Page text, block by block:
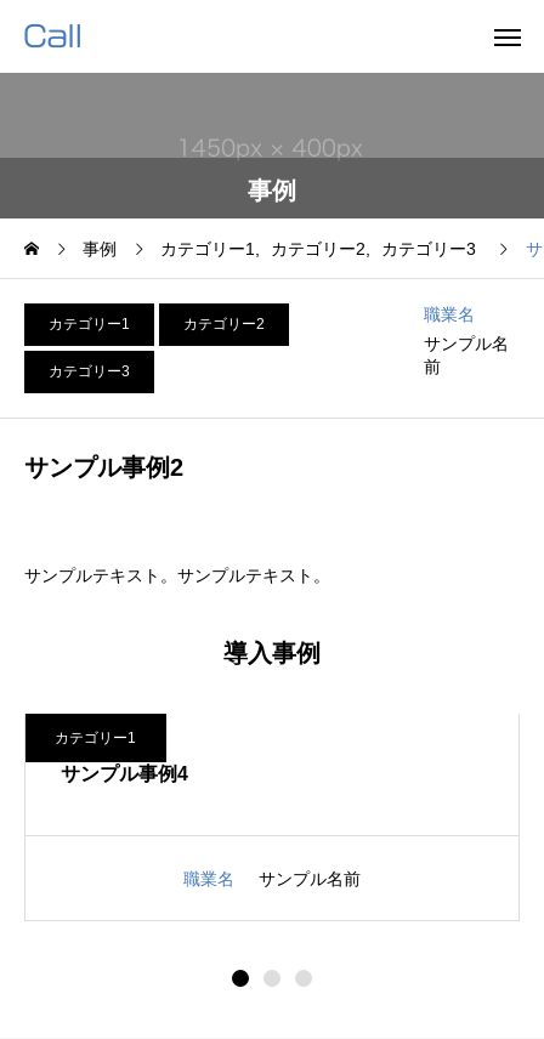
事例
事例 カテゴリー1 カテゴリー2 カテゴリー3
カテゴリー1 カテゴリー2
カテゴリー3
職業名
サンプル名
前
サンプル事例2
サンプルテキスト。サンプルテキスト。
導入事例
カテゴリー1
サンプル事例4
職業名 サンプル名前